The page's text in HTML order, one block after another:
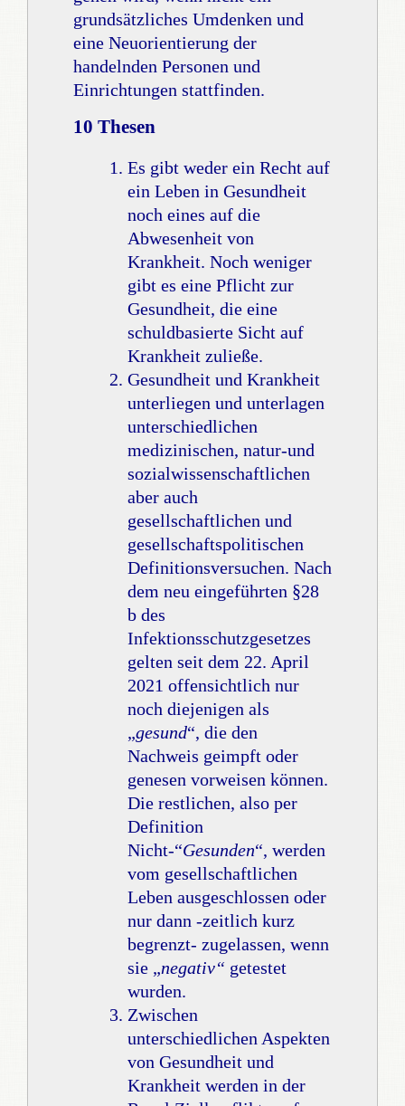
grundsätzliches Umdenken und
eine Neuorientierung der
handelnden Personen und
Einrichtungen stattfinden.
10 Thesen
Es gibt weder ein Recht auf
ein Leben in Gesundheit
noch eines auf die
Abwesenheit von
Krankheit. Noch weniger
gibt es eine Pflicht zur
Gesundheit, die eine
schuldbasierte Sicht auf
Krankheit zuließe.
Gesundheit und Krankheit
unterliegen und unterlagen
unterschiedlichen
medizinischen, natur-und
sozialwissenschaftlichen
aber auch
gesellschaftlichen und
gesellschaftspolitischen
Definitionsversuchen. Nach
dem neu eingeführten §28
b des
Infektionsschutzgesetzes
gelten seit dem 22. April
2021 offensichtlich nur
noch diejenigen als
„gesund“, die den
Nachweis geimpft oder
genesen vorweisen können.
Die restlichen, also per
Definition
Nicht-“Gesunden“, werden
vom gesellschaftlichen
Leben ausgeschlossen oder
nur dann -zeitlich kurz
begrenzt- zugelassen, wenn
sie „negativ“ getestet
wurden.
Zwischen
unterschiedlichen Aspekten
von Gesundheit und
Krankheit werden in der